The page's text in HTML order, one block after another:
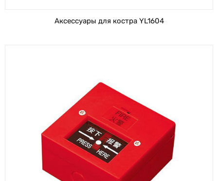
Аксессуары для костра YL1604